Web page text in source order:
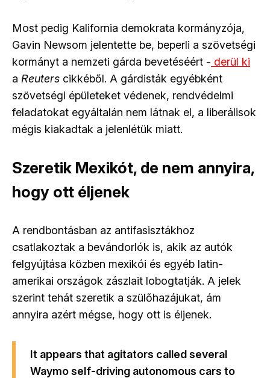
Most pedig Kalifornia demokrata kormányzója,
Gavin Newsom jelentette be, beperli a szövetségi
kormányt a nemzeti gárda bevetéséért - derül ki
a Reuters cikkéből. A gárdisták egyébként
szövetségi épületeket védenek, rendvédelmi
feladatokat egyáltalán nem látnak el, a liberálisok
mégis kiakadtak a jelenlétük miatt.
Szeretik Mexikót, de nem annyira,
hogy ott éljenek
A rendbontásban az antifasisztákhoz
csatlakoztak a bevándorlók is, akik az autók
felgyújtása közben mexikói és egyéb latin-
amerikai országok zászlait lobogtatják. A jelek
szerint tehát szeretik a szülőhazájukat, ám
annyira azért mégse, hogy ott is éljenek.
It appears that agitators called several
Waymo self-driving autonomous cars to